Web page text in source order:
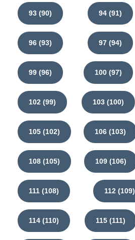
93 (90) 94 (91)
96 (93) 97 (94)
99 (96) 100 (97)
102 (99) 103 (100)
105 (102) 106 (103)
108 (105) 109 (106)
111 (108) 112 (109)
114 (110) 115 (111)